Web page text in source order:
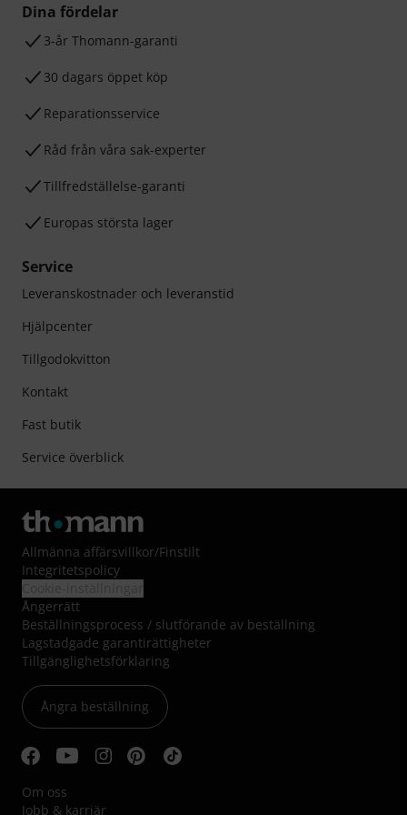
Dina fördelar
3-år Thomann-garanti
30 dagars öppet köp
Reparationsservice
Råd från våra sak-experter
Tillfredställelse-garanti
Europas största lager
Service
Leveranskostnader och leveranstid
Hjälpcenter
Tillgodokvitton
Kontakt
Fast butik
Service överblick
Allmänna affärsvillkor/Finstilt
Integritetspolicy
Ångerrätt
Beställningsprocess / slutförande av beställning
Lagstadgade garantirättigheter
Tillgänglighetsförklaring
Ångra beställning
Om oss
Jobb & karriär